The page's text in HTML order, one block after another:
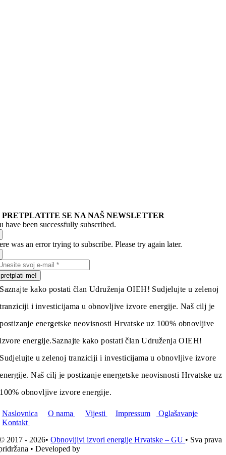
PRETPLATITE SE NA NAŠ NEWSLETTER
have been successfully subscribed.
was an error trying to subscribe. Please try again later.
pretplati me!
Saznajte kako postati član Udruženja OIEH! Sudjelujte u zelenoj
tranziciji i investicijama u obnovljive izvore energije. Naš cilj je
postizanje energetske neovisnosti Hrvatske uz 100% obnovljive
izvore energije.Saznajte kako postati član Udruženja OIEH!
Sudjelujte u zelenoj tranziciji i investicijama u obnovljive izvore
energije. Naš cilj je postizanje energetske neovisnosti Hrvatske uz
100% obnovljive izvore energije.
Naslovnica O nama Vijesti Impressum
Oglašavanje
Kontakt
2017 - 2026•Obnovljivi izvori energije Hrvatske – GU • Sva prava
• Developed by